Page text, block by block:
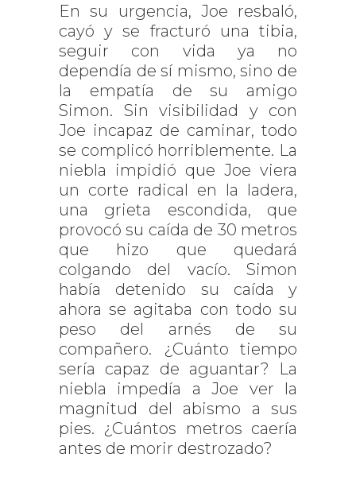
En su urgencia, Joe resbaló,
cayó y se fracturó una tibia,
seguir con vida ya no
dependía de sí mismo, sino de
la empatía de su amigo
Simon. Sin visibilidad y con
Joe incapaz de caminar, todo
se complicó horriblemente. La
niebla impidió que Joe viera
un corte radical en la ladera,
una grieta escondida, que
provocó su caída de 30 metros
que hizo que quedará
colgando del vacío. Simon
había detenido su caída y
ahora se agitaba con todo su
peso del arnés de su
compañero. ¿Cuánto tiempo
sería capaz de aguantar? La
niebla impedía a Joe ver la
magnitud del abismo a sus
pies. ¿Cuántos metros caería
antes de morir destrozado?